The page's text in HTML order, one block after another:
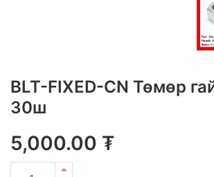
BLT-FIXED-CN Төмөр
30ш
5,000.00 ₮